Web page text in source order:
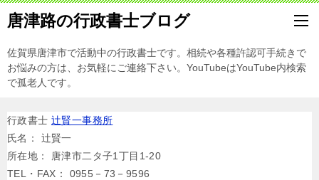
唐津路の行政書士ブログ
佐賀県唐津市で活動中の行政書士です。相続や各種許認可手続きで
お悩みの方は、お気軽にご連絡下さい。YouTubeはYouTube内検索
で孤老人です。
行政書士 辻賢一事務所
氏名： 辻賢一
所在地： 唐津市二タ子1丁目1-20
TEL・FAX： 0955－73－9596